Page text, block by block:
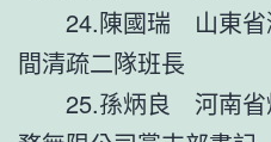
24.陳國瑞 山東省
間清疏二隊班長
25.孫炳良 河南省